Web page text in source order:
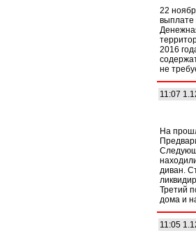
22
выплате
2016
не
11:07
На
диван.
Третий
дома и
11:05